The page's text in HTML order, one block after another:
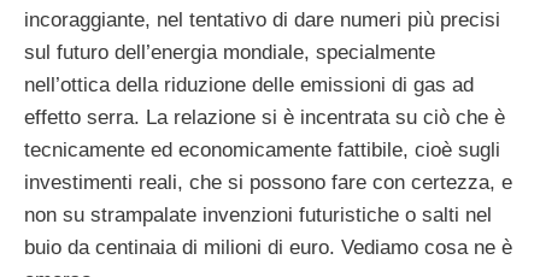
incoraggiante, nel tentativo di dare numeri più precisi
sul futuro dell’energia mondiale, specialmente
nell’ottica della riduzione delle emissioni di gas ad
effetto serra. La relazione si è incentrata su ciò che è
tecnicamente ed economicamente fattibile, cioè sugli
investimenti reali, che si possono fare con certezza, e
non su strampalate invenzioni futuristiche o salti nel
buio da centinaia di milioni di euro. Vediamo cosa ne è